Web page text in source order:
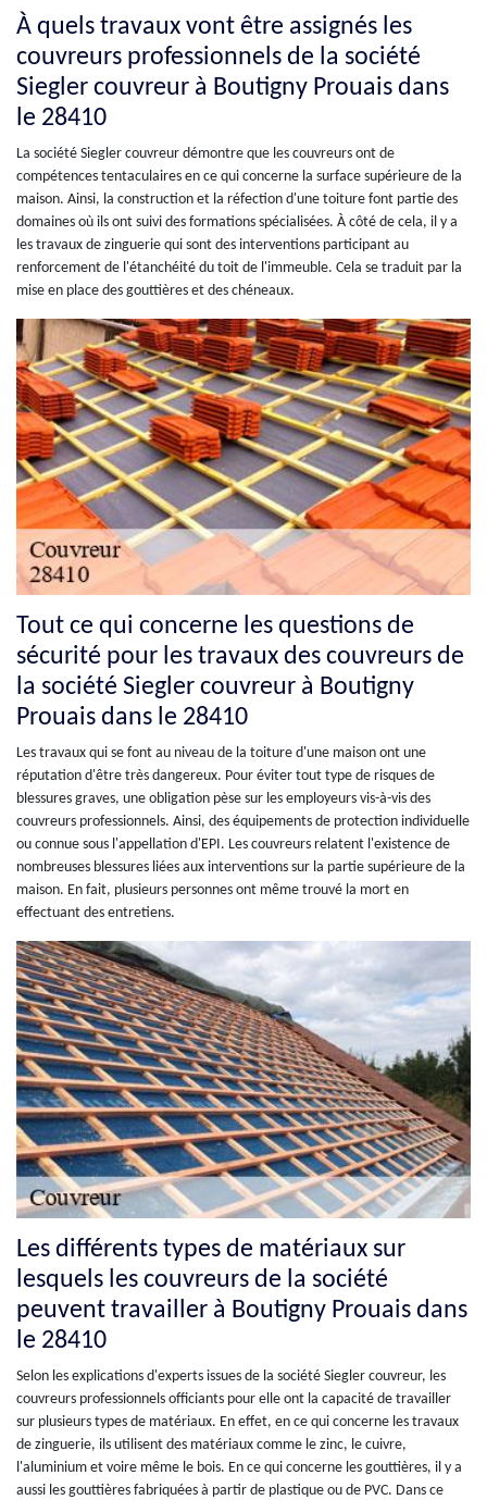
À quels travaux vont être assignés les
couvreurs professionnels de la société
Siegler couvreur à Boutigny Prouais dans
le 28410
La société Siegler couvreur démontre que les couvreurs ont de
compétences tentaculaires en ce qui concerne la surface supérieure de la
maison. Ainsi, la construction et la réfection d'une toiture font partie des
domaines où ils ont suivi des formations spécialisées. À côté de cela, il y a
les travaux de zinguerie qui sont des interventions participant au
renforcement de l'étanchéité du toit de l'immeuble. Cela se traduit par la
mise en place des gouttières et des chéneaux.
Tout ce qui concerne les questions de
sécurité pour les travaux des couvreurs de
la société Siegler couvreur à Boutigny
Prouais dans le 28410
Les travaux qui se font au niveau de la toiture d'une maison ont une
réputation d'être très dangereux. Pour éviter tout type de risques de
blessures graves, une obligation pèse sur les employeurs vis-à-vis des
couvreurs professionnels. Ainsi, des équipements de protection individuelle
ou connue sous l'appellation d'EPI. Les couvreurs relatent l'existence de
nombreuses blessures liées aux interventions sur la partie supérieure de la
maison. En fait, plusieurs personnes ont même trouvé la mort en
effectuant des entretiens.
Les différents types de matériaux sur
lesquels les couvreurs de la société
peuvent travailler à Boutigny Prouais dans
le 28410
Selon les explications d'experts issues de la société Siegler couvreur, les
couvreurs professionnels officiants pour elle ont la capacité de travailler
sur plusieurs types de matériaux. En effet, en ce qui concerne les travaux
de zinguerie, ils utilisent des matériaux comme le zinc, le cuivre,
l'aluminium et voire même le bois. En ce qui concerne les gouttières, il y a
aussi les gouttières fabriquées à partir de plastique ou de PVC. Dans ce